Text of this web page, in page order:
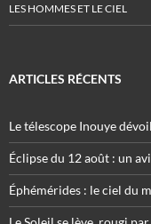
LES HOMMES ET LE CIEL
ARTICLES RÉCENTS
Le télescope Inouye
Éclipse du 12 août : un
Éphémérides : le ciel du